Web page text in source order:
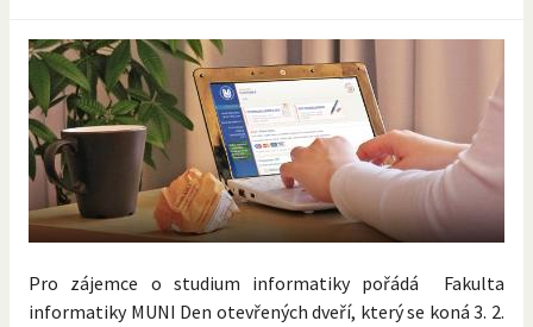
Pro zájemce o studium informatiky pořádá Fakulta
informatiky MUNI Den otevřených dveří, který se koná 3. 2.